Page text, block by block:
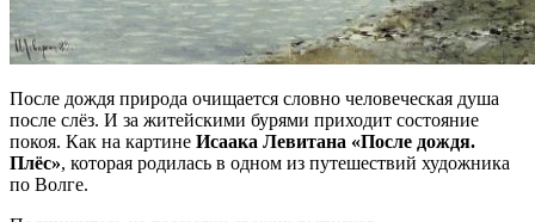
После дождя природа очищается словно человеческая душа
после слёз. И за житейскими бурями приходит состояние
покоя. Как на картине Исаака Левитана «После дождя.
Плёс», которая родилась в одном из путешествий художника
по Волге.